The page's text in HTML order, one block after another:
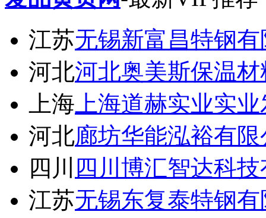
江苏无锡新富昌特钢
河北河北奥美斯保温
上海 上海道赫实业实
河北廊坊华能泓裕有
四川 四川博汇智达科
江苏无锡东复泰特钢